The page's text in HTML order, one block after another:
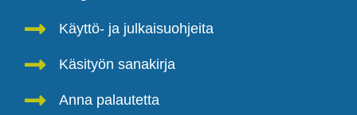
Käyttö- ja julkaisuohjeita
Käsityön sanakirja
Anna palautetta